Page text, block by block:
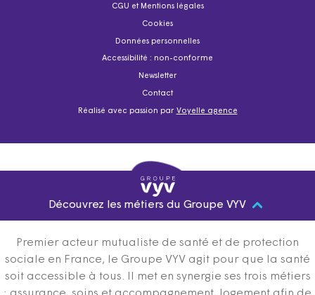
CGU et Mentions légales
Cookies
Données personnelles
Accessibilité : non-conforme
Newsletter
Contact
Réalisé avec passion par Voyelle agence
Découvrez les métiers du Groupe VYV
Premier acteur mutualiste de santé et de protection
sociale en France, le Groupe VYV agit pour que la santé
soit accessible à tous. Il met en synergie ses trois métiers